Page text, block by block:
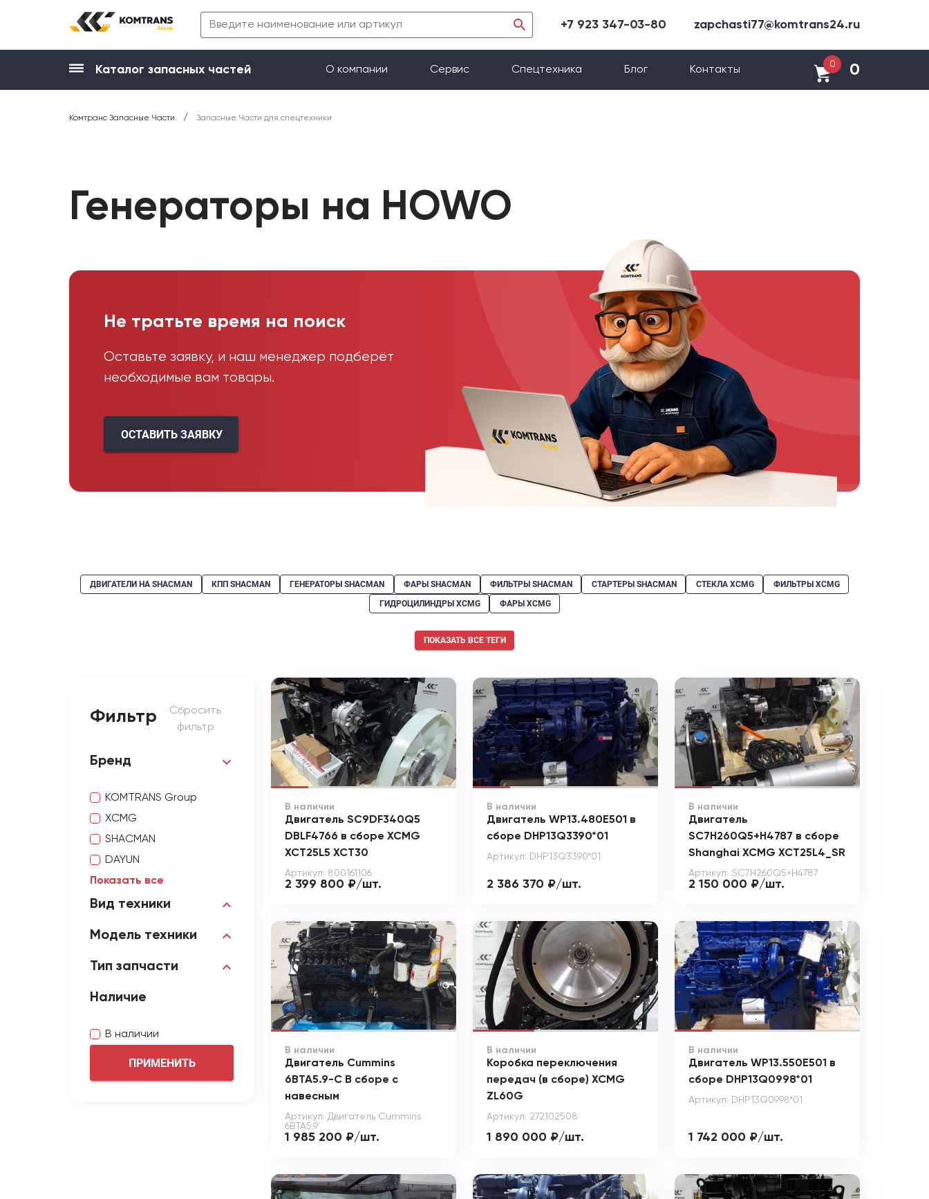
+7 923 347-03-80 zapchasti77@komtrans24.ru
Каталог запасных частей О компании Сервис Спецтехника Блог Контакты
0 0
Комтранс Запасные Части / Запасные Части для спецтехники
Генераторы на HOWO
Не тратьте время на поиск
Оставьте заявку, и наш менеджер подберёт
необходимые вам товары.
ОСТАВИТЬ ЗАЯВКУ
ДВИГАТЕЛИ НА SHACMAN КПП SHACMAN ГЕНЕРАТОРЫ SHACMAN ФАРЫ SHACMAN ФИЛЬТРЫ SHACMAN СТАРТЕРЫ SHACMAN СТЕКЛА XCMG
ФИЛЬТРЫ XCMG
ГИДРОЦИЛИНДРЫ XCMG
ФАРЫ XCMG
ПОКАЗАТЬ ВСЕ ТЕГИ
Фильтр
Сбросить
фильтр
Бренд
KOMTRANS Group
XCMG
SHACMAN
DAYUN
Показать все
Вид техники
Модель техники
Тип запчасти
Наличие
В наличии
ПРИМЕНИТЬ
В наличии
Двигатель SC9DF340Q5
DBLF4766 в сборе XCMG
XCT25L5 XCT30
Артикул: 800161106
2 399 800 ₽/шт.
В наличии
Двигатель WP13.480E501 в
сборе DHP13Q3390*01
Артикул: DHP13Q3390*01
2 386 370 ₽/шт.
В наличии
Двигатель
SC7H260Q5+H4787 в сборе
Shanghai XCMG XCT25L4_SR
Артикул: SC7H260Q5+H4787
2 150 000 ₽/шт.
В наличии
Двигатель Cummins
6BTA5.9-C В сборе с
навесным
Артикул: Двигатель Cummins
6BTA5.9
1 985 200 ₽/шт.
В наличии
Коробка переключения
передач (в сборе) XCMG
ZL60G
Артикул: 272102508
1 890 000 ₽/шт.
В наличии
Двигатель WP13.550E501 в
сборе DHP13Q0998*01
Артикул: DHP13Q0998*01
1 742 000 ₽/шт.